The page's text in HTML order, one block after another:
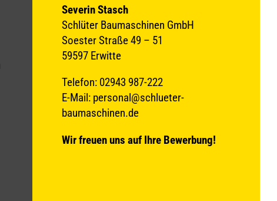
Severin Stasch
Schlüter Baumaschinen GmbH
Soester Straße 49 – 51
59597 Erwitte
Telefon: 02943 987-222
E-Mail: personal@schlueter-
baumaschinen.de
Wir freuen uns auf Ihre Bewerbung!